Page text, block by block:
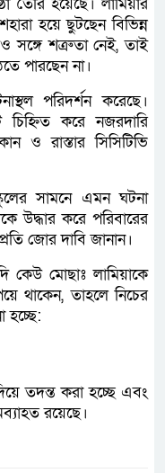
হয়েছে। লামিয়ার
হয়ে ছুটছেন বিভিন্ন
সঙ্গে শত্রুতা নেই, তাই
পারছেন না।
পরিদর্শন করেছে।
করে নজরদারি
ও রাস্তার সিসিটিভি
সামনে এমন ঘটনা
উদ্ধার করে পরিবারের
জোর দাবি জানান।
কেউ মোছাঃ লামিয়াকে
থাকেন, তাহলে নিচের
হচ্ছে:
তদন্ত করা হচ্ছে এবং
রয়েছে।